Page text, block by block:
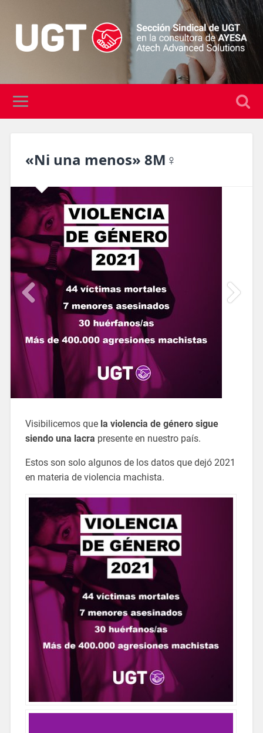
«Ni una menos» 8M♀
Visibilicemos que la violencia de género sigue
siendo una lacra presente en nuestro país.
Estos son solo algunos de los datos que dejó 2021
en materia de violencia machista.